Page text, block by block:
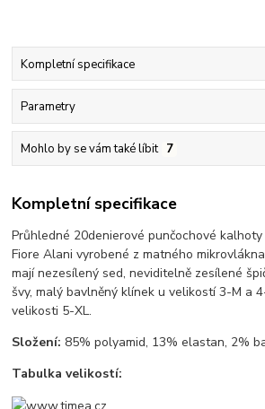
Kompletní specifikace
Parametry
Mohlo by se vám také líbit 7
Kompletní specifikace
Průhledné 20denierové punčochové
Fiore Alani vyrobené z matného
mají nezesílený sed, neviditelně zesílené
švy, malý bavlněný klínek u velikostí 3-M a
velikosti 5-XL.
Složení: 85% polyamid, 13% elastan, 2%
Tabulka velikostí: